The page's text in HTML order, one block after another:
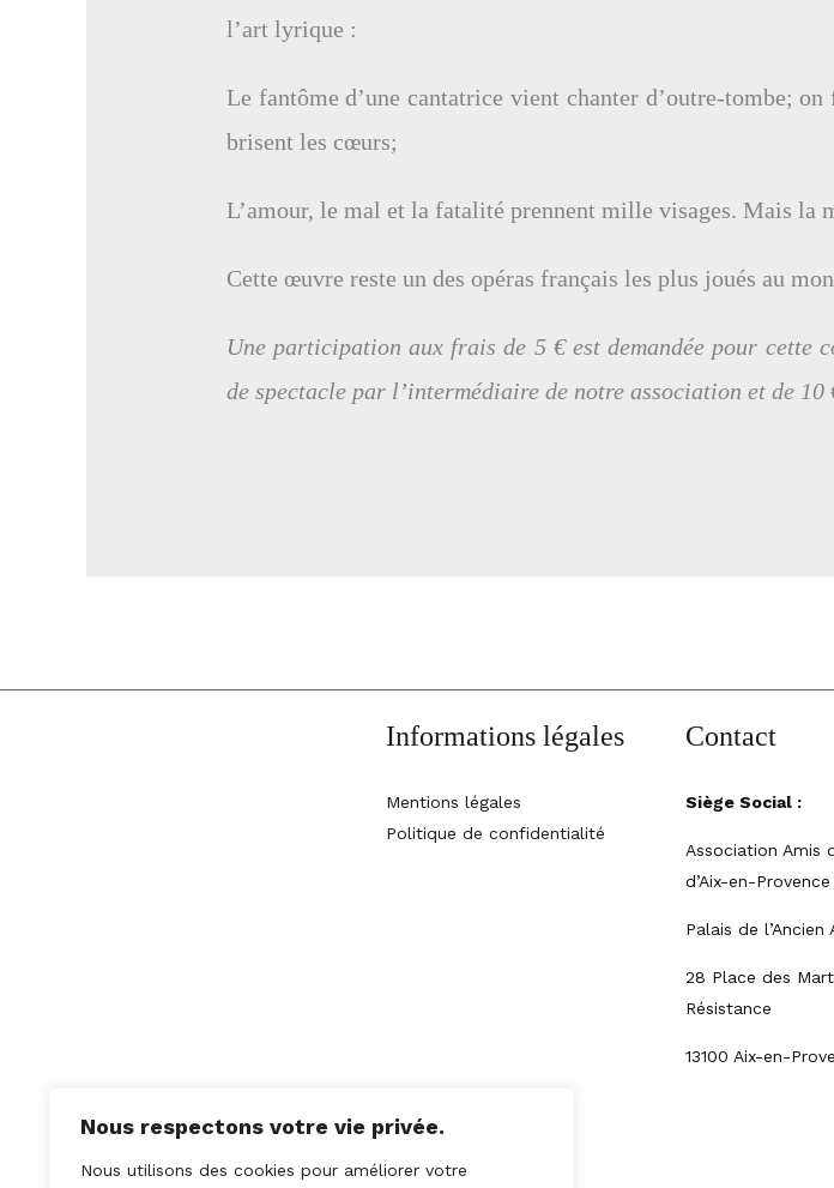
Nous respectons votre vie privée.
Nous utilisons des cookies pour améliorer votre
l’art lyrique :
Le fantôme d’une cantatrice vient chanter d’outre-tombe;
brisent les cœurs;
L’amour, le mal et la fatalité prennent mille visages. Mais la
Cette œuvre reste un des opéras français les plus joués au
Une participation aux frais de 5 € est demandée pour cette
de spectacle par l’intermédiaire de notre association et de 10
Amis du Festival
BP 90030
Informations légales
Mentions légales
Politique de confidentialité
Contact
Siège Social :
Association Amis
d’Aix-en-Provence
Palais de l’Ancien
28 Place des
Résistance
13100 Aix-en-